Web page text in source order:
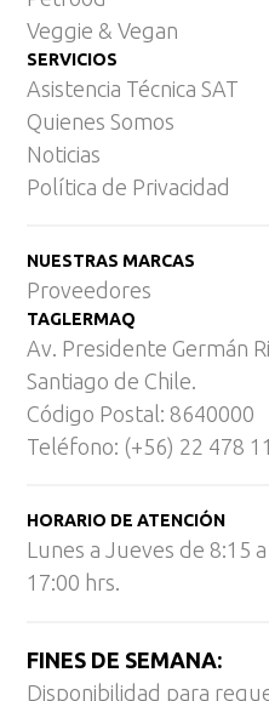
Veggie & Vegan
SERVICIOS
Asistencia Técnica SAT
Quienes Somos
Noticias
Política de Privacidad
NUESTRAS MARCAS
Proveedores
TAGLERMAQ
Av. Presidente Germán
Santiago de Chile.
Código Postal: 8640000
Teléfono: (+56) 22 478
HORARIO DE ATENCIÓN
Lunes a Jueves de 8:15
17:00 hrs.
FINES DE SEMANA:
Disponibilidad para